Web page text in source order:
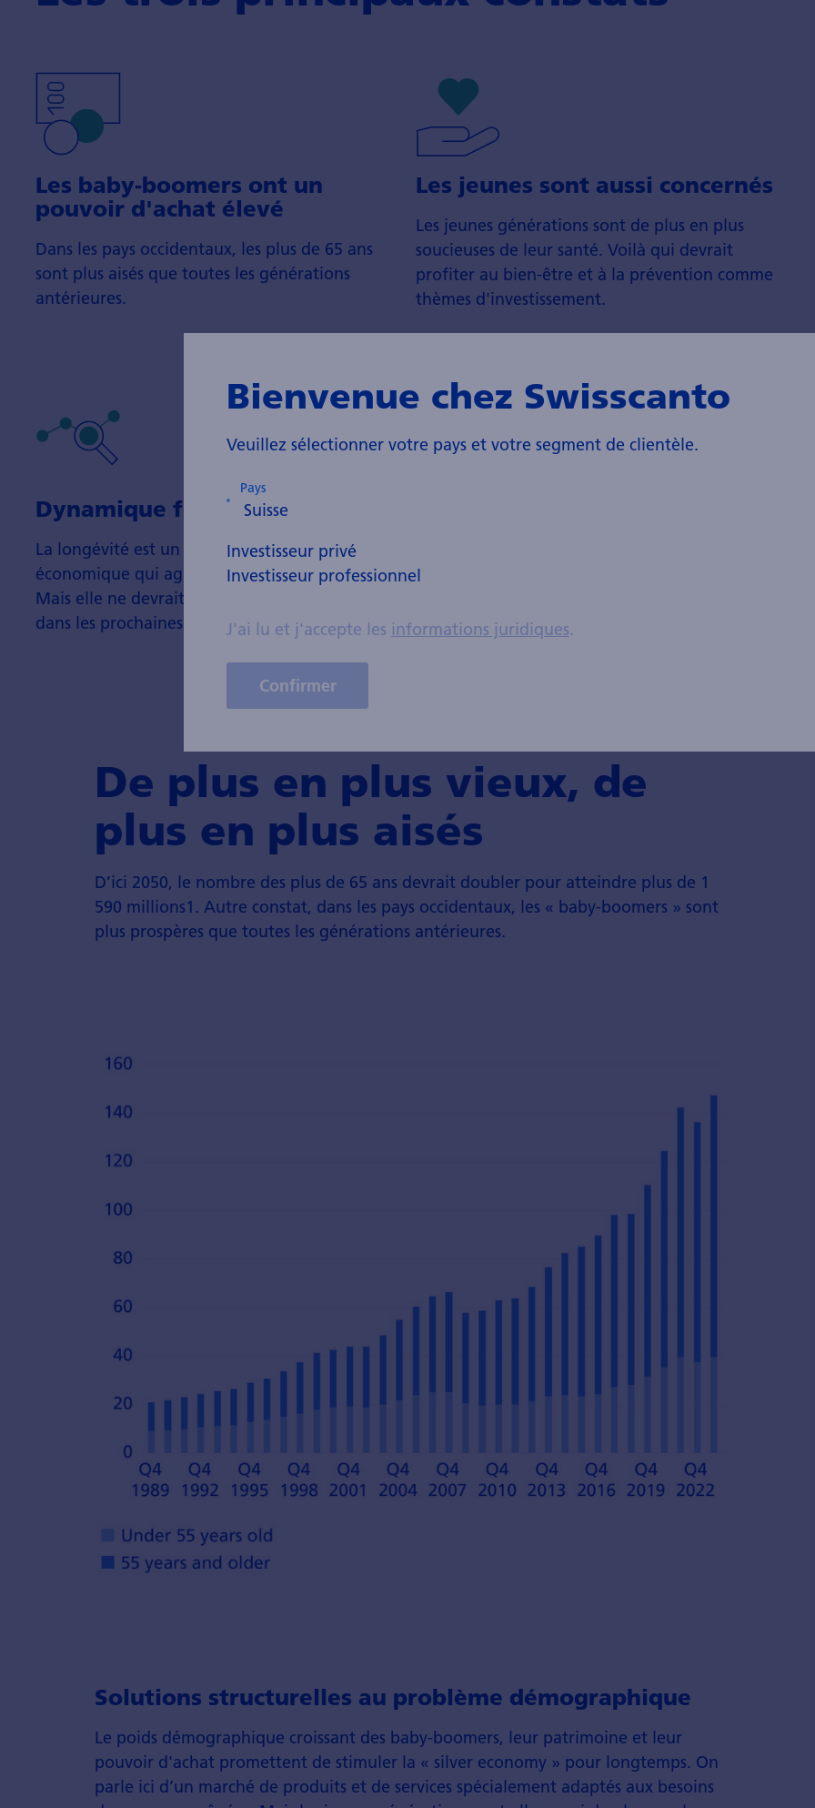
Les baby-boomers ont un
pouvoir d'achat élevé
Dans les pays occidentaux, les plus de 65 ans
sont plus aisés que toutes les générations
antérieures.
Les jeunes sont aussi concernés
Les jeunes générations sont de plus en plus
soucieuses de leur santé. Voilà qui devrait
profiter au bien-être et à la prévention comme
thèmes d'investissement.
Dynamique fondamentale
La longévité est un moteur de change­ment
économique qui agit relative­ment lente­ment.
Mais elle ne devrait guère perdre en dynamique
dans les prochaines décennies.
De plus en plus vieux, de
plus en plus aisés
D’ici 2050, le nombre des plus de 65 ans devrait doubler pour atteindre plus de 1
590 millions1. Autre constat, dans les pays occidentaux, les « baby-boomers » sont
plus prospères que toutes les générations antérieures.
Solutions structurelles au problème démographique
Le poids démographique croissant des baby-boomers, leur patrimoine et leur
pouvoir d'achat promettent de stimuler la « silver economy » pour longtemps. On
parle ici d’un marché de produits et de services spécialement adaptés aux besoins
Bienvenue chez Swisscanto
Veuillez sélectionner votre pays et votre segment de clientèle.
Pays
Investisseur privé
Investisseur professionnel
J'ai lu et j'accepte les informations juridiques.
Confirmer